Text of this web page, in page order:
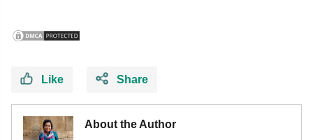
Like Share
About the Author